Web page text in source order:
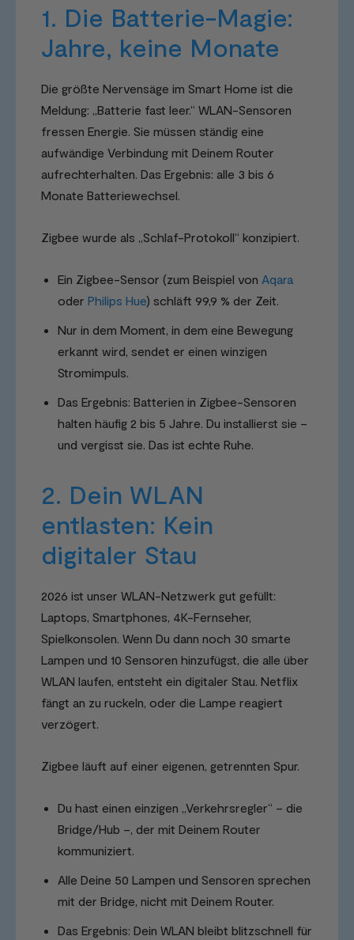
1. Die Batterie-Magie:
Jahre, keine Monate
Die größte Nervensäge im Smart Home ist die
Meldung: „Batterie fast leer.“ WLAN-Sensoren
fressen Energie. Sie müssen ständig eine
aufwändige Verbindung mit Deinem Router
aufrechterhalten. Das Ergebnis: alle 3 bis 6
Monate Batteriewechsel.
Zigbee wurde als „Schlaf-Protokoll“ konzipiert.
Ein Zigbee-Sensor (zum Beispiel von Aqara
oder Philips Hue) schläft 99,9 % der Zeit.
Nur in dem Moment, in dem eine Bewegung
erkannt wird, sendet er einen winzigen
Stromimpuls.
Das Ergebnis: Batterien in Zigbee-Sensoren
halten häufig 2 bis 5 Jahre. Du installierst sie –
und vergisst sie. Das ist echte Ruhe.
2. Dein WLAN
entlasten: Kein
digitaler Stau
2026 ist unser WLAN-Netzwerk gut gefüllt:
Laptops, Smartphones, 4K-Fernseher,
Spielkonsolen. Wenn Du dann noch 30 smarte
Lampen und 10 Sensoren hinzufügst, die alle über
WLAN laufen, entsteht ein digitaler Stau. Netflix
fängt an zu ruckeln, oder die Lampe reagiert
verzögert.
Zigbee läuft auf einer eigenen, getrennten Spur.
Du hast einen einzigen „Verkehrsregler“ – die
Bridge/Hub –, der mit Deinem Router
kommuniziert.
Alle Deine 50 Lampen und Sensoren sprechen
mit der Bridge, nicht mit Deinem Router.
Das Ergebnis: Dein WLAN bleibt blitzschnell für